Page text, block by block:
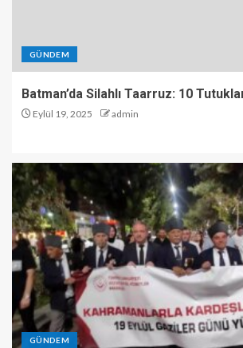
GÜNDEM
Batman’da Silahlı Taarruz: 10
Eylül 19, 2025 admin
GÜNDEM